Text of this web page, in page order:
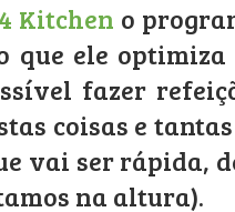
Kitchen o
que ele
fazer
coisas e
vai ser rápida,
na altura).